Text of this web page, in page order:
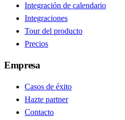
Integración de calendario
Integraciones
Tour del producto
Precios
Empresa
Casos de éxito
Hazte partner
Contacto